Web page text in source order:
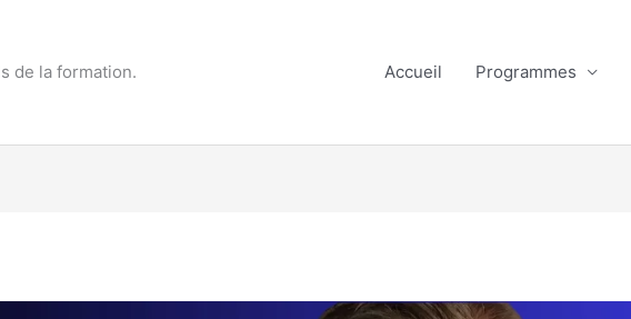
de la formation. Accueil Programmes